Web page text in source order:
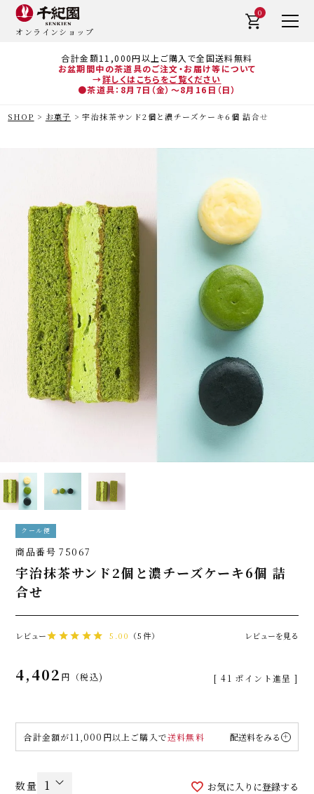
合計金額11,000円以上ご購入で全国送料無料
お盆期間中の茶道具のご注文・お届け等について
→詳しくはこちらをご覧ください
●茶道具：8月7日（金）～8月16日（日）
オンラインショップ
0
SHOP お菓子 宇治抹茶サンド2個と濃チーズケーキ6個 詰合せ
クール便
商品番号 75067
宇治抹茶サンド2個と濃チーズケーキ6個 詰
合せ
レビュー 5.00 （5件） レビューを見る
4,402 税込 [ 41 ポイント進呈 ]
合計金額が11,000円以上ご購入で送料無料 配送料をみる
お気に入りに登録する